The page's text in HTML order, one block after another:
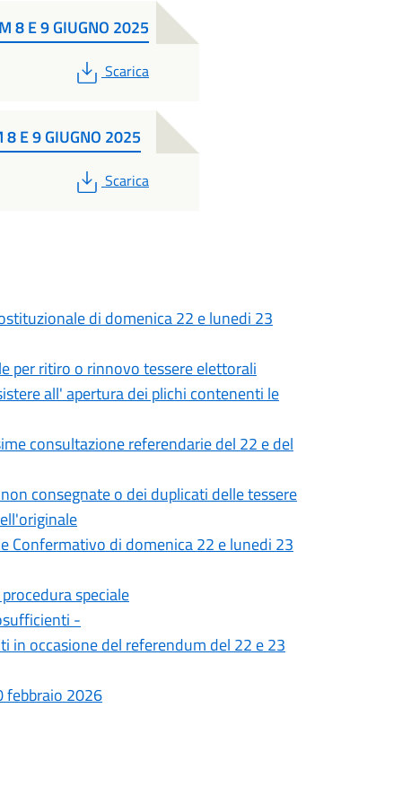
8 E 9 GIUGNO 2025
PDF
Scarica
E 9 GIUGNO 2025
PDF
Scarica
di domenica 22 e lunedi 23
per ritiro o rinnovo tessere elettorali
all' apertura dei plichi contenenti le
consultazione referendarie del 22 e del
consegnate o dei duplicati delle tessere
Confermativo di domenica 22 e lunedi 23
speciale
-
in occasione del referendum del 22 e 23
febbraio 2026